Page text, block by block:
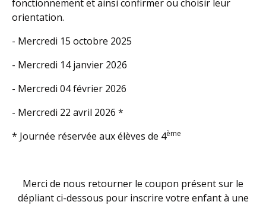
fonctionnement et ainsi confirmer ou choisir leur
orientation.
- Mercredi 15 octobre 2025
- Mercredi 14 janvier 2026
- Mercredi 04 février 2026
- Mercredi 22 avril 2026 *
* Journée réservée aux élèves de 4ème
Merci de nous retourner le coupon présent sur le
dépliant ci-dessous pour inscrire votre enfant à une